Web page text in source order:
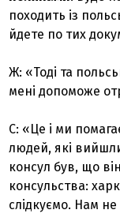
походить із
йдете по тих
Ж: «Тоді та
мені допоможе
С: «Це і ми
людей, які
консул був, що
консульства:
слідкуємо. Нам